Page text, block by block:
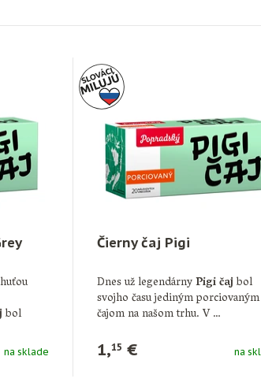
bol
na sklade
Čierny čaj Pigi
Dnes už legendárnyPigi čajbol
svojho času jediným porciovaným
čajom na našom trhu. V …
1,15 € na